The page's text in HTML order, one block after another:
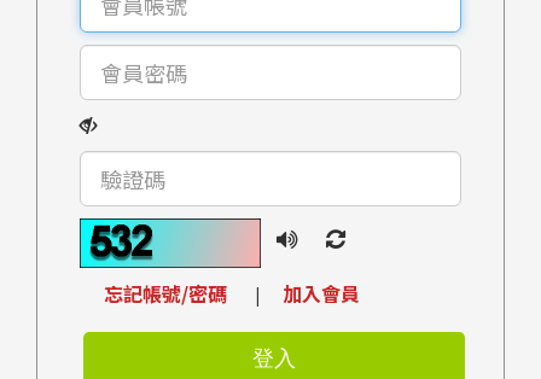
忘記帳號/密碼 | 加入會員